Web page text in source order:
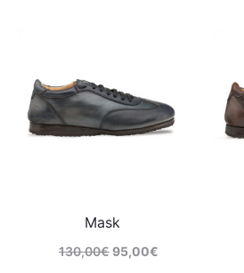
Mask
130,00€95,00€